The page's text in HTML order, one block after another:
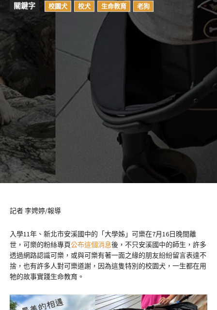
關鍵字 校園犬 校犬 生命教育 老狗
記者 李娉婷/報導
入學11年、新北市安溪國中的「大學姊」可樂在7月16日晚間離
世，可樂的粉絲專頁公布這個消息後，不只安溪國中的師生，許多
透過網路認識可樂，或與可樂有著一面之緣的朋友紛紛留言表達不
捨，也有許多人對可樂道謝，因為這隻特別的校園犬，一生都在用
牠的故事實踐生命教育。